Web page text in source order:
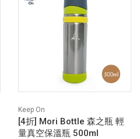
Keep On
[4折] Mori Bottle 森之瓶 輕
量真空保溫瓶 500ml